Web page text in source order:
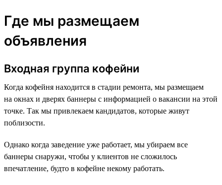
Где мы размещаем
объявления
Входная группа кофейни
Когда кофейня находится в стадии ремонта, мы размещаем
на окнах и дверях баннеры с информацией о вакансии на этой
точке. Так мы привлекаем кандидатов, которые живут
поблизости.
Однако когда заведение уже работает, мы убираем все
баннеры снаружи, чтобы у клиентов не сложилось
впечатление, будто в кофейне некому работать.